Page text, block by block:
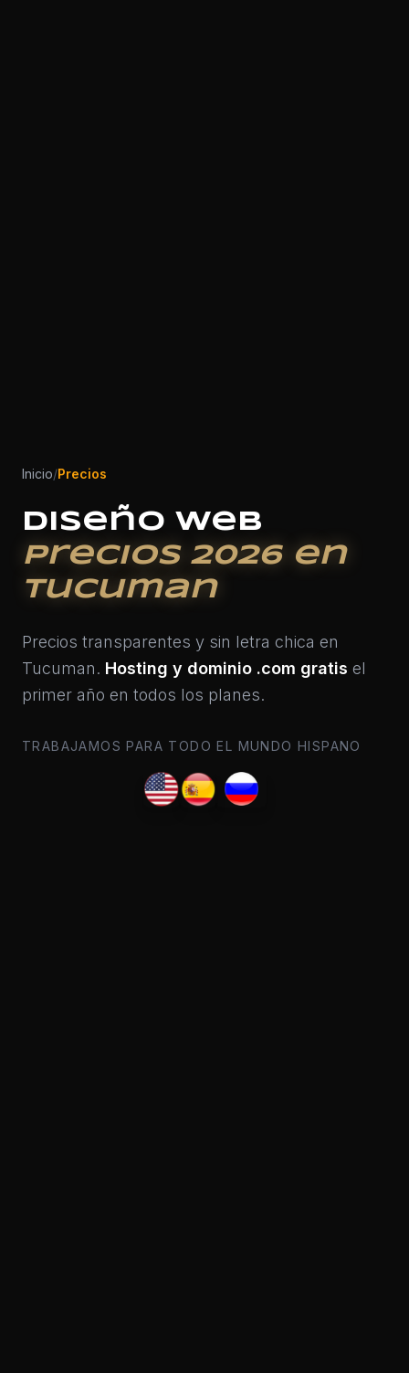
Inicio/Precios
Diseño Web
Precios 2026 en
Tucuman
Precios transparentes y sin letra chica en
Tucuman. Hosting y dominio .com gratis el
primer año en todos los planes.
TRABAJAMOS PARA TODO EL MUNDO HISPANO